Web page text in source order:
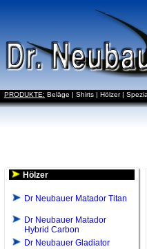
PRODUKTE: Beläge | Shirts | Hölzer|
Hölzer
Dr Neubauer Matador Titan
Dr Neubauer Matador
Hybrid Carbon
Dr Neubauer Gladiator